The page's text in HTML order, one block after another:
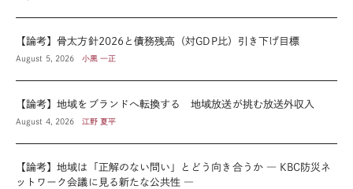
【論考】骨太方針2026と債務残高（対GDP比）引き下げ目標
August 5, 2026 小黒 一正
【論考】地域をブランドへ転換する 地域放送が挑む放送外収入
August 4, 2026 江野 夏平
【論考】地域は「正解のない問い」とどう向き合うか ― KBC防災ネ
ットワーク会議に見る新たな公共性 ―